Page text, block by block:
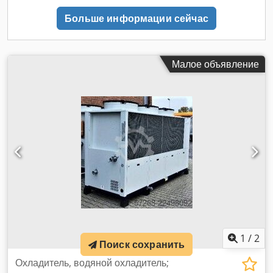
мощность: 180 кВт – идеально подходит для эффективного
охлаждения больших производственных или коммерческих
интеллектуальному использованию тепла, выделяемого в
процессе охлаждения. Производительность по осушению:
регулирования влажности. Djdpfx Ahszrlzzo Tock Область
применения: благодаря комбинированным
характеристикам производительности установка отлично
подходит для промышленных производственных цехов,
больших складских помещений, логистических центров или
для сложных процессов охлаждения и промышленного
осушения воздуха. «Все в одном месте: мы с
удовольствием предложим вам подходящую банковскую
программу финансирования для вашего проекта».
бывшие в употреблении – вы найдете в нашем магазине!
Международная доставка по запросу!
Больше информации сейчас
Малое объявление
1 /2
Охладитель, водяной охладитель;
Поиск сохранить